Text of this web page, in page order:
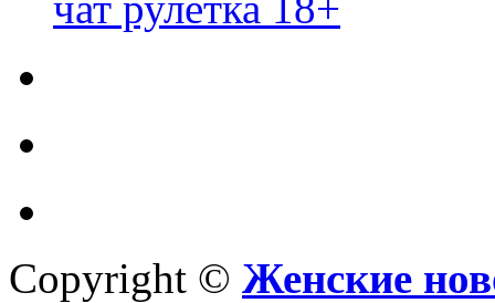
Copyright © Женские